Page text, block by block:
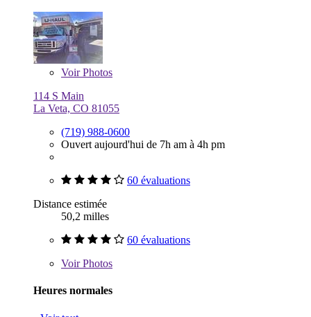
VoirPhotos
114 S Main
La Veta, CO 81055
(719) 988-0600
Ouvert aujourd'hui de 7h am à 4h pm
60 évaluations
Distance estimée
50,2 milles
60 évaluations
VoirPhotos
Heures normales